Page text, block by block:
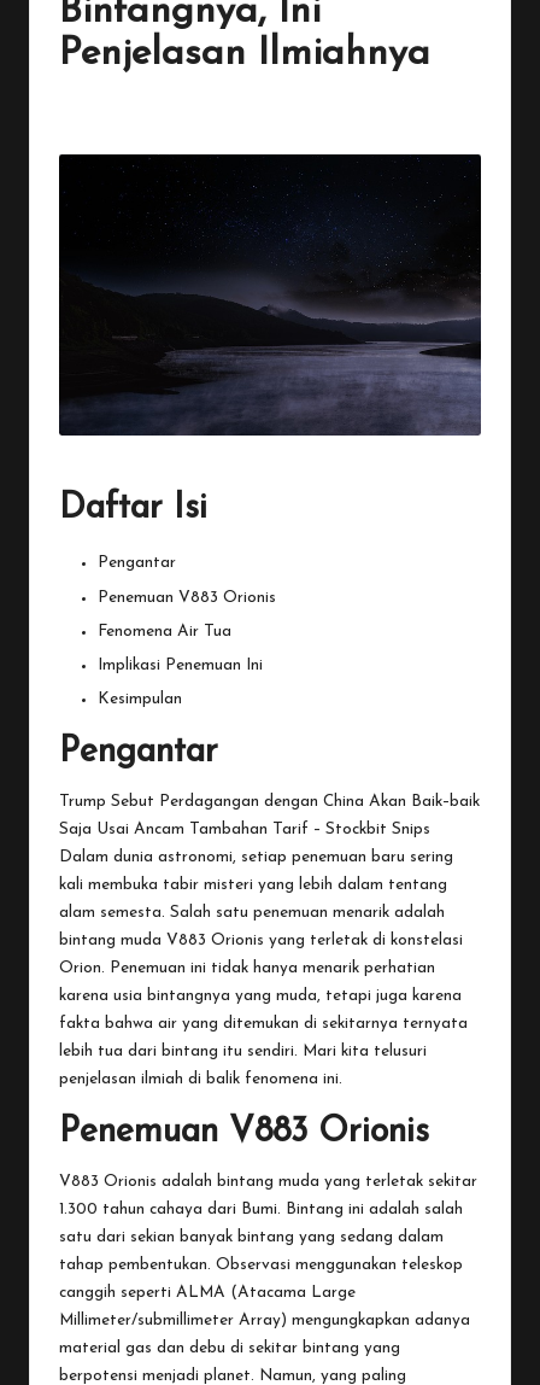
Bintangnya, Ini
Penjelasan Ilmiahnya
Daftar Isi
Pengantar
Penemuan V883 Orionis
Fenomena Air Tua
Implikasi Penemuan Ini
Kesimpulan
Pengantar
Trump Sebut Perdagangan dengan China Akan Baik–baik
Saja Usai Ancam Tambahan Tarif – Stockbit Snips
Dalam dunia astronomi, setiap penemuan baru sering
kali membuka tabir misteri yang lebih dalam tentang
alam semesta. Salah satu penemuan menarik adalah
bintang muda V883 Orionis yang terletak di konstelasi
Orion. Penemuan ini tidak hanya menarik perhatian
karena usia bintangnya yang muda, tetapi juga karena
fakta bahwa air yang ditemukan di sekitarnya ternyata
lebih tua dari bintang itu sendiri. Mari kita telusuri
penjelasan ilmiah di balik fenomena ini.
Penemuan V883 Orionis
V883 Orionis adalah bintang muda yang terletak sekitar
1.300 tahun cahaya dari Bumi. Bintang ini adalah salah
satu dari sekian banyak bintang yang sedang dalam
tahap pembentukan. Observasi menggunakan teleskop
canggih seperti ALMA (Atacama Large
Millimeter/submillimeter Array) mengungkapkan adanya
material gas dan debu di sekitar bintang yang
berpotensi menjadi planet. Namun, yang paling